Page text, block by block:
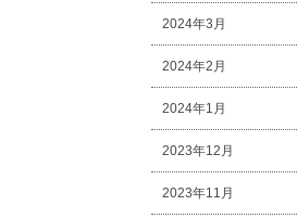
2024年3月
2024年2月
2024年1月
2023年12月
2023年11月